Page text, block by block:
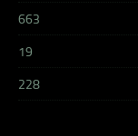
663
19
228